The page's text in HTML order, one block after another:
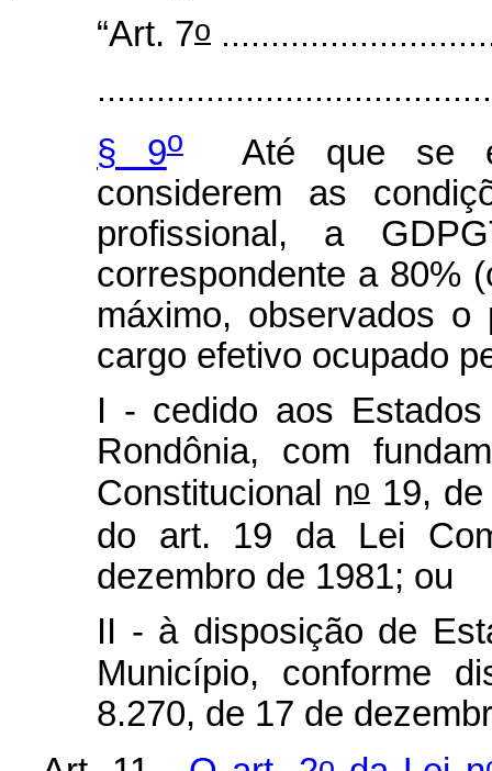
“Art. 7o
§ 9oAté que se
considerem as
profissional, a
correspondente a 80%
máximo, observados
cargo efetivo ocupado
I - cedido aos
Rondônia, com
Constitucional no19, de
do art. 19 da Lei
dezembro de 1981; ou
II - à disposição de
Município, conforme
8.270, de 17 de